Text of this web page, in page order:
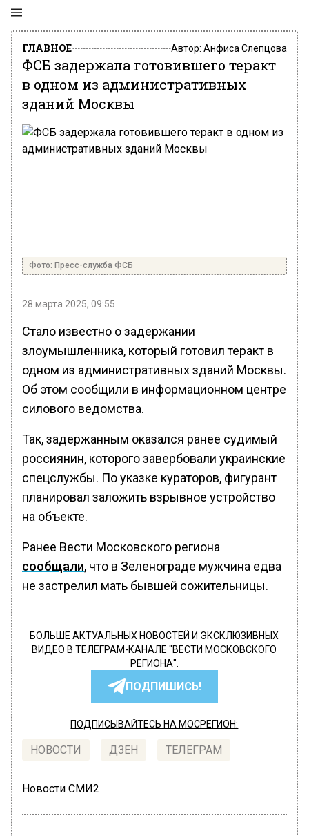
ГЛАВНОЕ Автор: Анфиса Слепцова
ФСБ задержала готовившего теракт
в одном из административных
зданий Москвы
Фото: Пресс-служба ФСБ
28 марта 2025, 09:55
Стало известно о задержании
злоумышленника, который готовил теракт в
одном из административных зданий Москвы.
Об этом сообщили в информационном центре
силового ведомства.
Так, задержанным оказался ранее судимый
россиянин, которого завербовали украинские
спецслужбы. По указке кураторов, фигурант
планировал заложить взрывное устройство
на объекте.
Ранее Вести Московского региона
сообщали, что в Зеленограде мужчина едва
не застрелил мать бывшей сожительницы.
БОЛЬШЕ АКТУАЛЬНЫХ НОВОСТЕЙ И ЭКСКЛЮЗИВНЫХ
ВИДЕО В ТЕЛЕГРАМ-КАНАЛЕ "ВЕСТИ МОСКОВСКОГО
РЕГИОНА".
ПОДПИШИСЬ!
ПОДПИСЫВАЙТЕСЬ НА МОСРЕГИОН:
НОВОСТИ ДЗЕН ТЕЛЕГРАМ
Новости СМИ2